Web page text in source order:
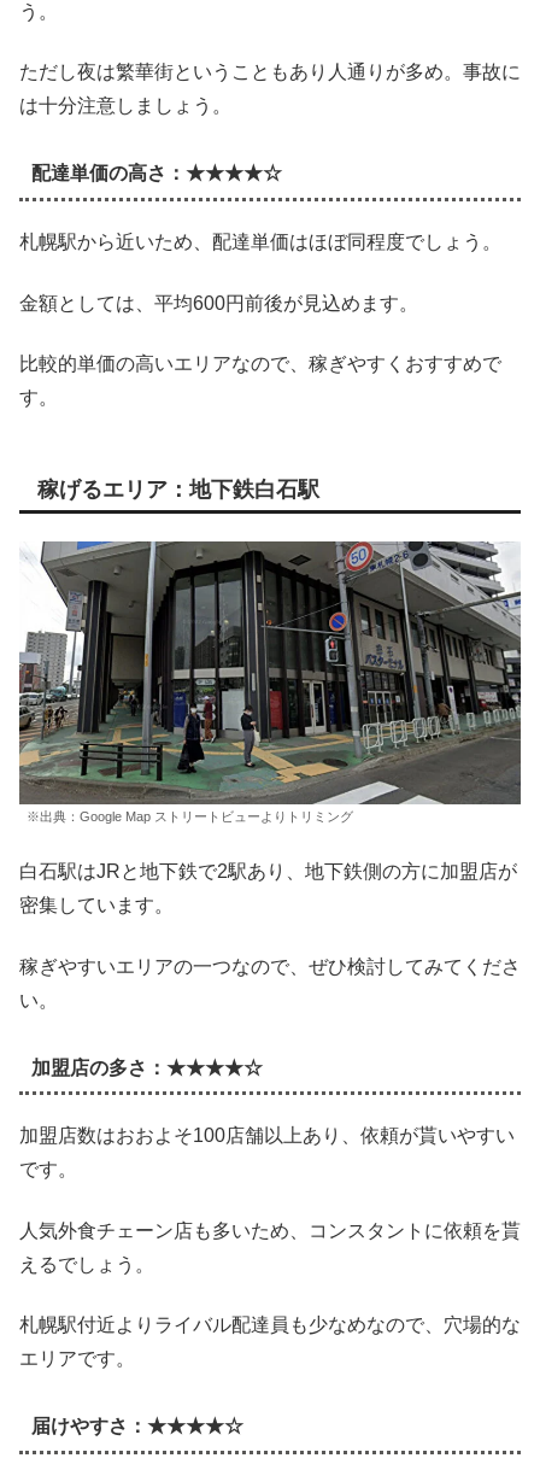
う。
ただし夜は繁華街ということもあり人通りが多め。事故に
は十分注意しましょう。
配達単価の高さ：★★★★☆
札幌駅から近いため、配達単価はほぼ同程度でしょう。
金額としては、平均600円前後が見込めます。
比較的単価の高いエリアなので、稼ぎやすくおすすめで
す。
稼げるエリア：地下鉄白石駅
※出典：Google Map ストリートビューよりトリミング
白石駅はJRと地下鉄で2駅あり、地下鉄側の方に加盟店が
密集しています。
稼ぎやすいエリアの一つなので、ぜひ検討してみてくださ
い。
加盟店の多さ：★★★★☆
加盟店数はおおよそ100店舗以上あり、依頼が貰いやすい
です。
人気外食チェーン店も多いため、コンスタントに依頼を貰
えるでしょう。
札幌駅付近よりライバル配達員も少なめなので、穴場的な
エリアです。
届けやすさ：★★★★☆